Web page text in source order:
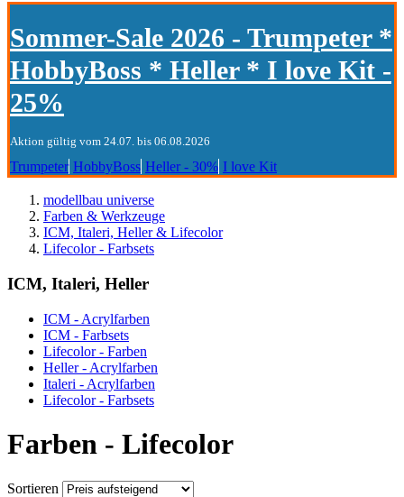
Sommer-Sale 2026 - Trumpeter *
HobbyBoss * Heller * I love Kit -
25%
Aktion gültig vom 24.07. bis 06.08.2026
Trumpeter HobbyBoss Heller - 30% I love Kit
modellbau universe
Farben & Werkzeuge
ICM, Italeri, Heller & Lifecolor
Lifecolor - Farbsets
ICM, Italeri, Heller
ICM - Acrylfarben
ICM - Farbsets
Lifecolor - Farben
Heller - Acrylfarben
Italeri - Acrylfarben
Lifecolor - Farbsets
Farben - Lifecolor
Sortieren